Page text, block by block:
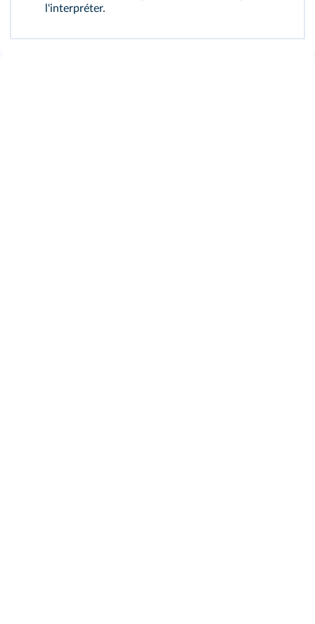
l'interpréter.